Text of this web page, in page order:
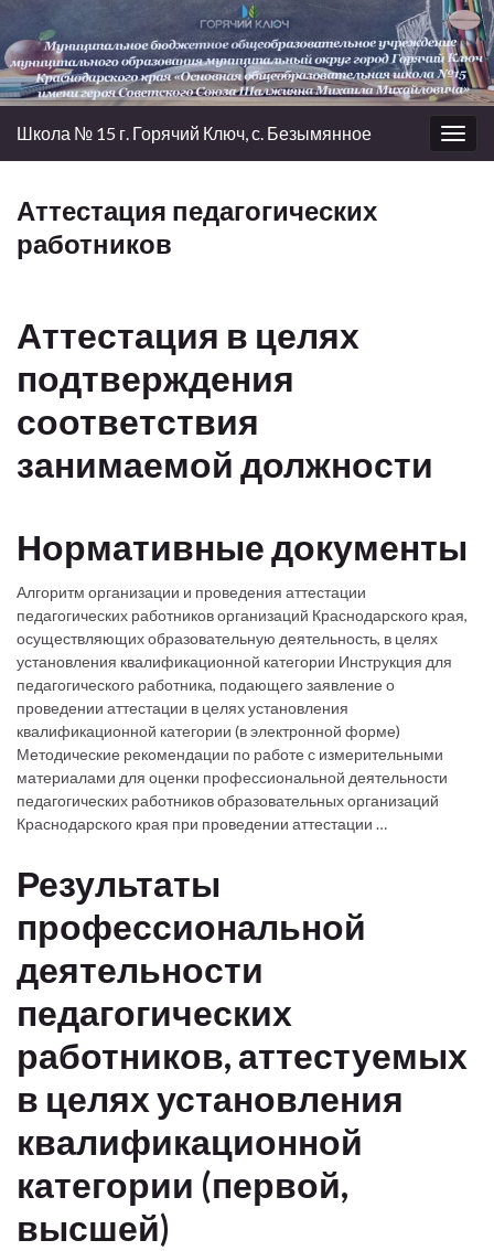
Вкл/
выкл
Школа № 15 г. Горячий Ключ, с. Безымянное
Аттестация педагогических
работников
Аттестация в целях
подтверждения
соответствия
занимаемой должности
Нормативные документы
Алгоритм организации и проведения аттестации
педагогических работников организаций Краснодарского края,
осуществляющих образовательную деятельность, в целях
установления квалификационной категории Инструкция для
педагогического работника, подающего заявление о
проведении аттестации в целях установления
квалификационной категории (в электронной форме)
Методические рекомендации по работе с измерительными
материалами для оценки профессиональной деятельности
педагогических работников образовательных организаций
Краснодарского края при проведении аттестации …
Результаты
профессиональной
деятельности
педагогических
работников, аттестуемых
в целях установления
квалификационной
категории (первой,
высшей)